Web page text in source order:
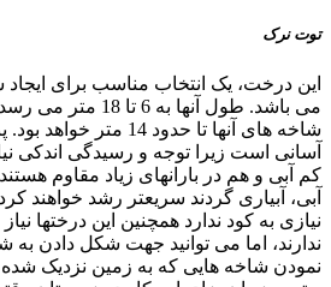
توت نرک
این درخت، یک انتخاب مناسب برای
می باشد. طول آنها
شاخه های آنها تا حدود
آسانی است زیرا توجه و رسیدگی اندکی
کم آبی و هم در بارانهای زیاد مقاوم
آبی، آبیاری گردند سریعتر رشد خواهند
نیازی به کود ندارد همچنین این درختها
ندارند، اما می توانید جهت شکل دادن به
نمودن شاخه هایی که به زمین نزدیک شده